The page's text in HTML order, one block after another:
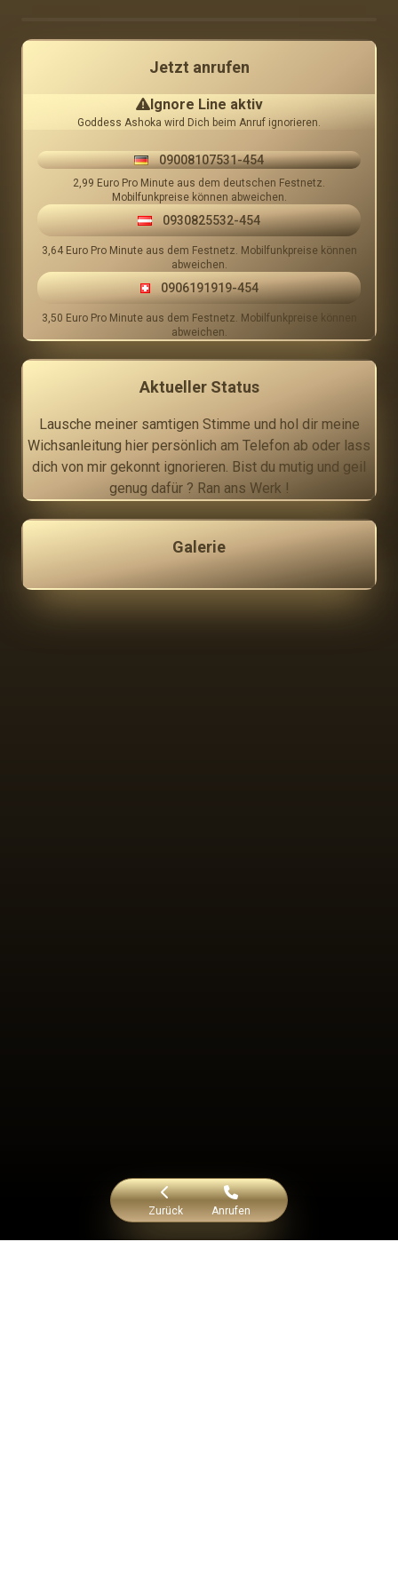
Jetzt anrufen
Ignore Line aktiv
Goddess Ashoka wird Dich beim Anruf ignorieren.
09008107531-454
2,99 Euro Pro Minute aus dem deutschen Festnetz.
Mobilfunkpreise können abweichen.
0930825532-454
3,64 Euro Pro Minute aus dem Festnetz. Mobilfunkpreise können
abweichen.
0906191919-454
3,50 Euro Pro Minute aus dem Festnetz. Mobilfunkpreise können
abweichen.
Aktueller Status
Lausche meiner samtigen Stimme und hol dir meine
Wichsanleitung hier persönlich am Telefon ab oder lass
dich von mir gekonnt ignorieren. Bist du mutig und geil
genug dafür ? Ran ans Werk !
Galerie
Zurück Anrufen